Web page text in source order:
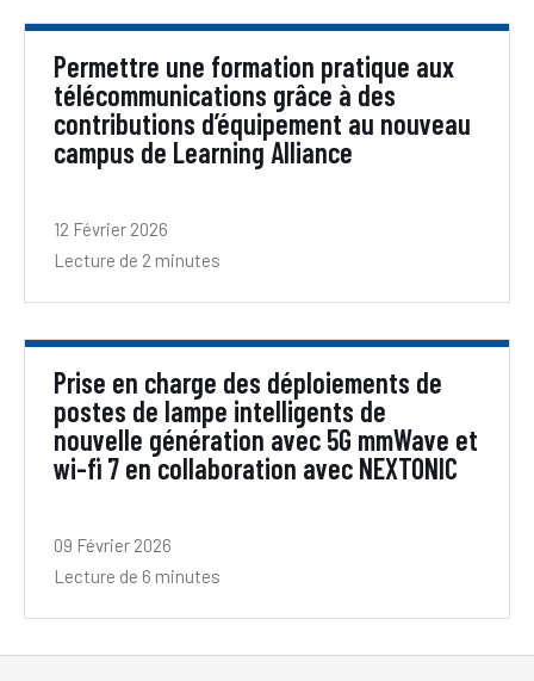
Permettre une formation pratique aux
télécommunications grâce à des
contributions d’équipement au nouveau
campus de Learning Alliance
12 Février 2026
Lecture de 2 minutes
Prise en charge des déploiements de
postes de lampe intelligents de
nouvelle génération avec 5G mmWave et
wi-fi 7 en collaboration avec NEXTONIC
09 Février 2026
Lecture de 6 minutes